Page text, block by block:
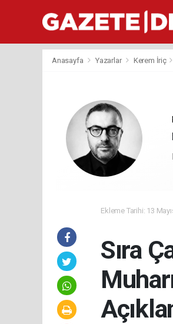
Anasayfa Yazarlar Kerem İriç
Ekleme Tarihi: 13
Sıra